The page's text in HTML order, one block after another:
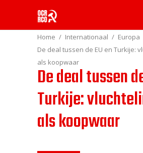
Home Internationaal
Europa
De deal tussen de EU en Turkije:
als koopwaar
De deal tussen
Turkije:
als koopwaar